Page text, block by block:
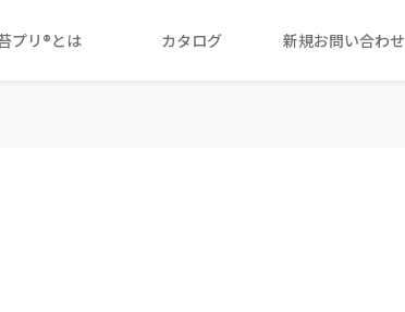
プリ®とは カタログ 新規お問い合わせ